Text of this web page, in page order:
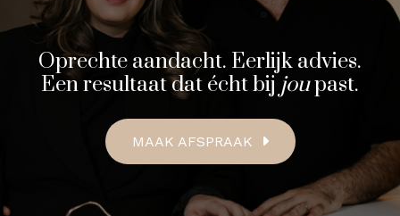
Oprechte aandacht. Eerlijk advies.
Een resultaat dat écht bij joupast.
MAAK AFSPRAAK